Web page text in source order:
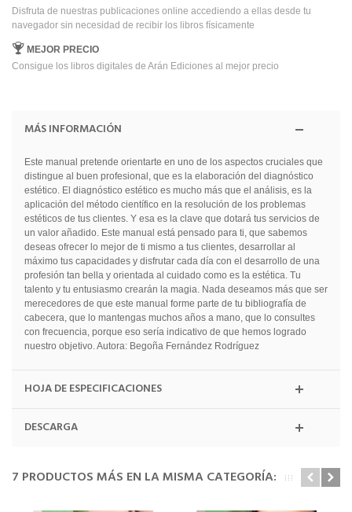
Disfruta de nuestras publicaciones online accediendo a ellas desde tu
navegador sin necesidad de recibir los libros físicamente
MEJOR PRECIO
Consigue los libros digitales de Arán Ediciones al mejor precio
MÁS INFORMACIÓN
Este manual pretende orientarte en uno de los aspectos cruciales que
distingue al buen profesional, que es la elaboración del diagnóstico
estético. El diagnóstico estético es mucho más que el análisis, es la
aplicación del método científico en la resolución de los problemas
estéticos de tus clientes. Y esa es la clave que dotará tus servicios de
un valor añadido. Este manual está pensado para ti, que sabemos
deseas ofrecer lo mejor de ti mismo a tus clientes, desarrollar al
máximo tus capacidades y disfrutar cada día con el desarrollo de una
profesión tan bella y orientada al cuidado como es la estética. Tu
talento y tu entusiasmo crearán la magia. Nada deseamos más que ser
merecedores de que este manual forme parte de tu bibliografía de
cabecera, que lo mantengas muchos años a mano, que lo consultes
con frecuencia, porque eso sería indicativo de que hemos logrado
nuestro objetivo. Autora: Begoña Fernández Rodríguez
HOJA DE ESPECIFICACIONES
DESCARGA
7 PRODUCTOS MÁS EN LA MISMA CATEGORÍA: